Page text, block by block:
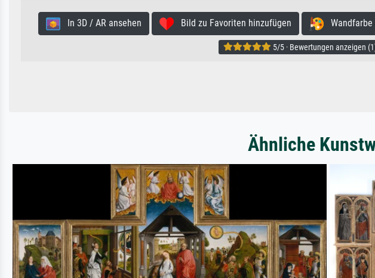
In 3D / AR ansehen Bild zu Favoriten hinzufügen Wandfarbe
5/5 · Bewertungen anzeigen
Ähnliche